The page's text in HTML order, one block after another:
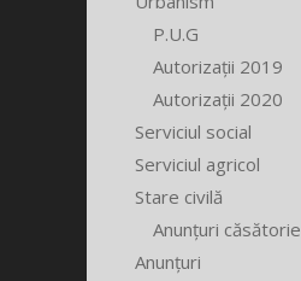
P.U.G
Autorizații 2019
Autorizații 2020
Serviciul social
Serviciul agricol
Stare civilă
Anunțuri căsătorie
Anunțuri